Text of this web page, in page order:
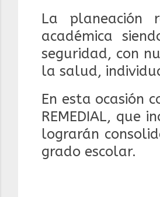
La planeación
académica
seguridad, con
la salud,
En esta ocasión
REMEDIAL, que
lograrán
grado escolar.